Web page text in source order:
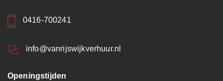
0416-700241
info@vanrijswijkverhuur.nl
Openingstijden